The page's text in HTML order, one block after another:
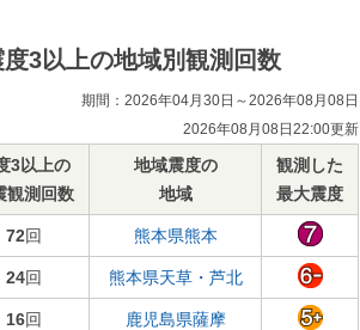
度3以上の地域別観測回数
期間：2026年04月30日～2026年08月08日
2026年08月08日22:00更新
3以上の
観測回数
地域震度の
地域
観測した
最大震度
72回 熊本県熊本
24回 熊本県天草・芦北
16回 鹿児島県薩摩